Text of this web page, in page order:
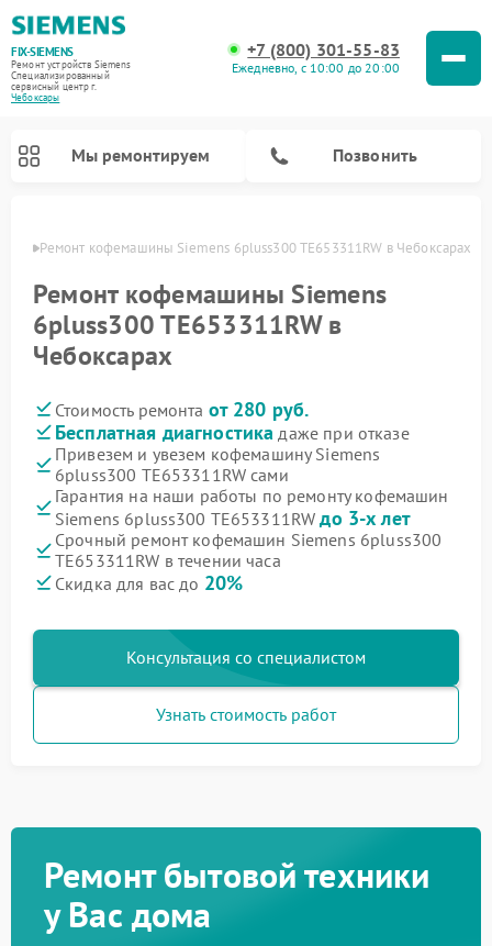
FIX-SIEMENS
Ремонт устройств Siemens
Специализированный
cервисный центр г.
Чебоксары
+7 (800) 301-55-83
Ежедневно, с 10:00 до 20:00
Мы ремонтируем Позвонить
Ремонт кофемашины Siemens 6pluss300 TE653311RW в Чебоксарах
Ремонт кофемашины Siemens
6pluss300 TE653311RW в
Чебоксарах
Стоимость ремонта от 280 руб.
Бесплатная диагностика даже при отказе
Привезем и увезем кофемашину Siemens
6pluss300 TE653311RW сами
Гарантия на наши работы по ремонту кофемашин
Siemens 6pluss300 TE653311RWдо 3-х лет
Срочный ремонт кофемашин Siemens 6pluss300
TE653311RW в течении часа
Скидка для вас до 20%
Консультация со специалистом
Узнать стоимость работ
Ремонт бытовой техники
у Вас дома